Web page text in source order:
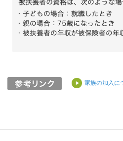
家族の加入に